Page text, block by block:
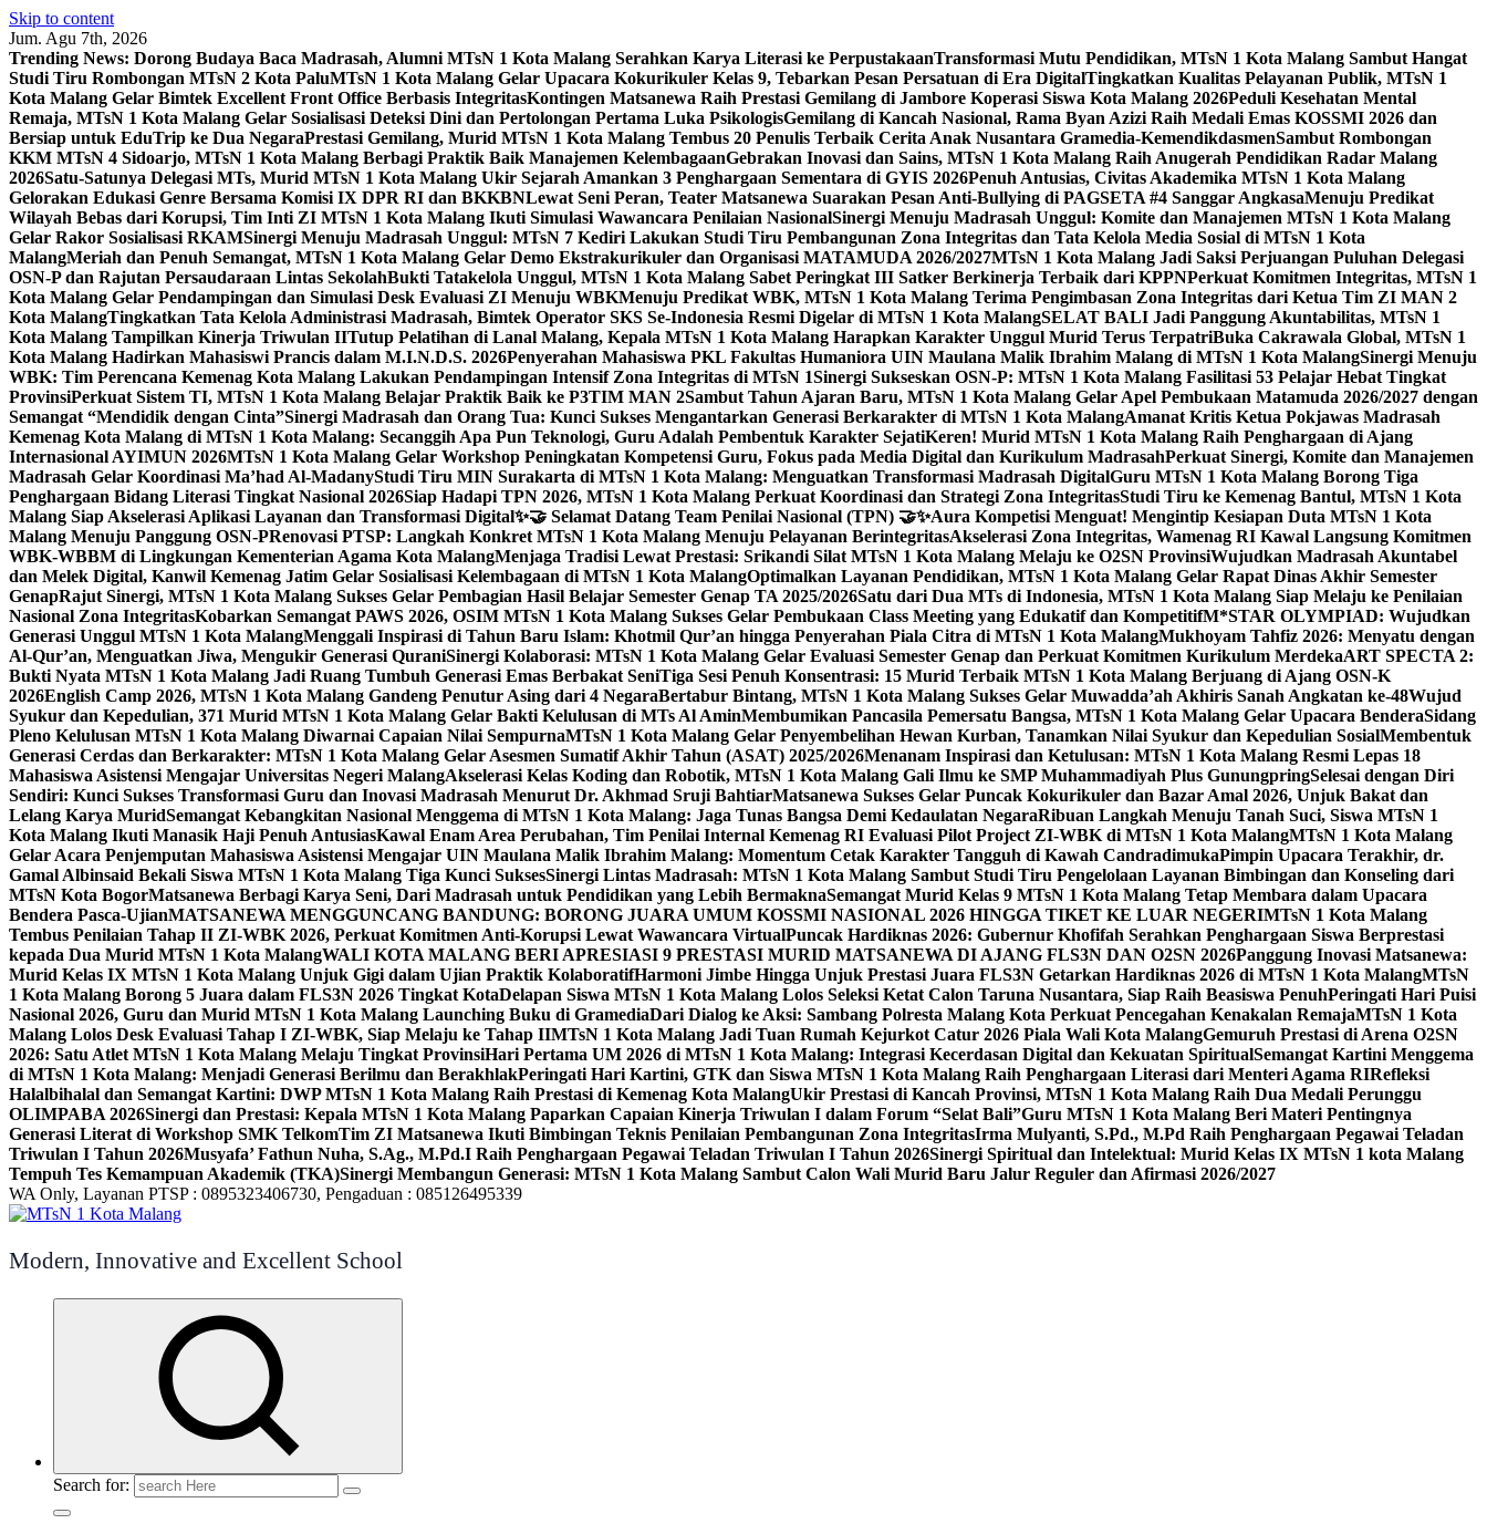
Skip to content
Jum. Agu 7th, 2026
Trending News: Dorong Budaya Baca Madrasah, Alumni MTsN 1 Kota Malang Serahkan Karya Literasi ke PerpustakaanTransformasi Mutu Pendidikan, MTsN 1 Kota Malang Sambut Hangat
Studi Tiru Rombongan MTsN 2 Kota PaluMTsN 1 Kota Malang Gelar Upacara Kokurikuler Kelas 9, Tebarkan Pesan Persatuan di Era DigitalTingkatkan Kualitas Pelayanan Publik, MTsN 1
Kota Malang Gelar Bimtek Excellent Front Office Berbasis IntegritasKontingen Matsanewa Raih Prestasi Gemilang di Jambore Koperasi Siswa Kota Malang 2026Peduli Kesehatan Mental
Remaja, MTsN 1 Kota Malang Gelar Sosialisasi Deteksi Dini dan Pertolongan Pertama Luka PsikologisGemilang di Kancah Nasional, Rama Byan Azizi Raih Medali Emas KOSSMI 2026 dan
Bersiap untuk EduTrip ke Dua NegaraPrestasi Gemilang, Murid MTsN 1 Kota Malang Tembus 20 Penulis Terbaik Cerita Anak Nusantara Gramedia-KemendikdasmenSambut Rombongan
KKM MTsN 4 Sidoarjo, MTsN 1 Kota Malang Berbagi Praktik Baik Manajemen KelembagaanGebrakan Inovasi dan Sains, MTsN 1 Kota Malang Raih Anugerah Pendidikan Radar Malang
2026Satu-Satunya Delegasi MTs, Murid MTsN 1 Kota Malang Ukir Sejarah Amankan 3 Penghargaan Sementara di GYIS 2026Penuh Antusias, Civitas Akademika MTsN 1 Kota Malang
Gelorakan Edukasi Genre Bersama Komisi IX DPR RI dan BKKBNLewat Seni Peran, Teater Matsanewa Suarakan Pesan Anti-Bullying di PAGSETA #4 Sanggar AngkasaMenuju Predikat
Wilayah Bebas dari Korupsi, Tim Inti ZI MTsN 1 Kota Malang Ikuti Simulasi Wawancara Penilaian NasionalSinergi Menuju Madrasah Unggul: Komite dan Manajemen MTsN 1 Kota Malang
Gelar Rakor Sosialisasi RKAMSinergi Menuju Madrasah Unggul: MTsN 7 Kediri Lakukan Studi Tiru Pembangunan Zona Integritas dan Tata Kelola Media Sosial di MTsN 1 Kota
MalangMeriah dan Penuh Semangat, MTsN 1 Kota Malang Gelar Demo Ekstrakurikuler dan Organisasi MATAMUDA 2026/2027MTsN 1 Kota Malang Jadi Saksi Perjuangan Puluhan Delegasi
OSN-P dan Rajutan Persaudaraan Lintas SekolahBukti Tatakelola Unggul, MTsN 1 Kota Malang Sabet Peringkat III Satker Berkinerja Terbaik dari KPPNPerkuat Komitmen Integritas, MTsN 1
Kota Malang Gelar Pendampingan dan Simulasi Desk Evaluasi ZI Menuju WBKMenuju Predikat WBK, MTsN 1 Kota Malang Terima Pengimbasan Zona Integritas dari Ketua Tim ZI MAN 2
Kota MalangTingkatkan Tata Kelola Administrasi Madrasah, Bimtek Operator SKS Se-Indonesia Resmi Digelar di MTsN 1 Kota MalangSELAT BALI Jadi Panggung Akuntabilitas, MTsN 1
Kota Malang Tampilkan Kinerja Triwulan IITutup Pelatihan di Lanal Malang, Kepala MTsN 1 Kota Malang Harapkan Karakter Unggul Murid Terus TerpatriBuka Cakrawala Global, MTsN 1
Kota Malang Hadirkan Mahasiswi Prancis dalam M.I.N.D.S. 2026Penyerahan Mahasiswa PKL Fakultas Humaniora UIN Maulana Malik Ibrahim Malang di MTsN 1 Kota MalangSinergi Menuju
WBK: Tim Perencana Kemenag Kota Malang Lakukan Pendampingan Intensif Zona Integritas di MTsN 1Sinergi Sukseskan OSN-P: MTsN 1 Kota Malang Fasilitasi 53 Pelajar Hebat Tingkat
ProvinsiPerkuat Sistem TI, MTsN 1 Kota Malang Belajar Praktik Baik ke P3TIM MAN 2Sambut Tahun Ajaran Baru, MTsN 1 Kota Malang Gelar Apel Pembukaan Matamuda 2026/2027 dengan
Semangat “Mendidik dengan Cinta”Sinergi Madrasah dan Orang Tua: Kunci Sukses Mengantarkan Generasi Berkarakter di MTsN 1 Kota MalangAmanat Kritis Ketua Pokjawas Madrasah
Kemenag Kota Malang di MTsN 1 Kota Malang: Secanggih Apa Pun Teknologi, Guru Adalah Pembentuk Karakter SejatiKeren! Murid MTsN 1 Kota Malang Raih Penghargaan di Ajang
Internasional AYIMUN 2026MTsN 1 Kota Malang Gelar Workshop Peningkatan Kompetensi Guru, Fokus pada Media Digital dan Kurikulum MadrasahPerkuat Sinergi, Komite dan Manajemen
Madrasah Gelar Koordinasi Ma’had Al-MadanyStudi Tiru MIN Surakarta di MTsN 1 Kota Malang: Menguatkan Transformasi Madrasah DigitalGuru MTsN 1 Kota Malang Borong Tiga
Penghargaan Bidang Literasi Tingkat Nasional 2026Siap Hadapi TPN 2026, MTsN 1 Kota Malang Perkuat Koordinasi dan Strategi Zona IntegritasStudi Tiru ke Kemenag Bantul, MTsN 1 Kota
Malang Siap Akselerasi Aplikasi Layanan dan Transformasi Digital✨🤝 Selamat Datang Team Penilai Nasional (TPN) 🤝✨Aura Kompetisi Menguat! Mengintip Kesiapan Duta MTsN 1 Kota
Malang Menuju Panggung OSN-PRenovasi PTSP: Langkah Konkret MTsN 1 Kota Malang Menuju Pelayanan BerintegritasAkselerasi Zona Integritas, Wamenag RI Kawal Langsung Komitmen
WBK-WBBM di Lingkungan Kementerian Agama Kota MalangMenjaga Tradisi Lewat Prestasi: Srikandi Silat MTsN 1 Kota Malang Melaju ke O2SN ProvinsiWujudkan Madrasah Akuntabel
dan Melek Digital, Kanwil Kemenag Jatim Gelar Sosialisasi Kelembagaan di MTsN 1 Kota MalangOptimalkan Layanan Pendidikan, MTsN 1 Kota Malang Gelar Rapat Dinas Akhir Semester
GenapRajut Sinergi, MTsN 1 Kota Malang Sukses Gelar Pembagian Hasil Belajar Semester Genap TA 2025/2026Satu dari Dua MTs di Indonesia, MTsN 1 Kota Malang Siap Melaju ke Penilaian
Nasional Zona IntegritasKobarkan Semangat PAWS 2026, OSIM MTsN 1 Kota Malang Sukses Gelar Pembukaan Class Meeting yang Edukatif dan KompetitifM*STAR OLYMPIAD: Wujudkan
Generasi Unggul MTsN 1 Kota MalangMenggali Inspirasi di Tahun Baru Islam: Khotmil Qur’an hingga Penyerahan Piala Citra di MTsN 1 Kota MalangMukhoyam Tahfiz 2026: Menyatu dengan
Al-Qur’an, Menguatkan Jiwa, Mengukir Generasi QuraniSinergi Kolaborasi: MTsN 1 Kota Malang Gelar Evaluasi Semester Genap dan Perkuat Komitmen Kurikulum MerdekaART SPECTA 2:
Bukti Nyata MTsN 1 Kota Malang Jadi Ruang Tumbuh Generasi Emas Berbakat SeniTiga Sesi Penuh Konsentrasi: 15 Murid Terbaik MTsN 1 Kota Malang Berjuang di Ajang OSN-K
2026English Camp 2026, MTsN 1 Kota Malang Gandeng Penutur Asing dari 4 NegaraBertabur Bintang, MTsN 1 Kota Malang Sukses Gelar Muwadda’ah Akhiris Sanah Angkatan ke-48Wujud
Syukur dan Kepedulian, 371 Murid MTsN 1 Kota Malang Gelar Bakti Kelulusan di MTs Al AminMembumikan Pancasila Pemersatu Bangsa, MTsN 1 Kota Malang Gelar Upacara BenderaSidang
Pleno Kelulusan MTsN 1 Kota Malang Diwarnai Capaian Nilai SempurnaMTsN 1 Kota Malang Gelar Penyembelihan Hewan Kurban, Tanamkan Nilai Syukur dan Kepedulian SosialMembentuk
Generasi Cerdas dan Berkarakter: MTsN 1 Kota Malang Gelar Asesmen Sumatif Akhir Tahun (ASAT) 2025/2026Menanam Inspirasi dan Ketulusan: MTsN 1 Kota Malang Resmi Lepas 18
Mahasiswa Asistensi Mengajar Universitas Negeri MalangAkselerasi Kelas Koding dan Robotik, MTsN 1 Kota Malang Gali Ilmu ke SMP Muhammadiyah Plus GunungpringSelesai dengan Diri
Sendiri: Kunci Sukses Transformasi Guru dan Inovasi Madrasah Menurut Dr. Akhmad Sruji BahtiarMatsanewa Sukses Gelar Puncak Kokurikuler dan Bazar Amal 2026, Unjuk Bakat dan
Lelang Karya MuridSemangat Kebangkitan Nasional Menggema di MTsN 1 Kota Malang: Jaga Tunas Bangsa Demi Kedaulatan NegaraRibuan Langkah Menuju Tanah Suci, Siswa MTsN 1
Kota Malang Ikuti Manasik Haji Penuh AntusiasKawal Enam Area Perubahan, Tim Penilai Internal Kemenag RI Evaluasi Pilot Project ZI-WBK di MTsN 1 Kota MalangMTsN 1 Kota Malang
Gelar Acara Penjemputan Mahasiswa Asistensi Mengajar UIN Maulana Malik Ibrahim Malang: Momentum Cetak Karakter Tangguh di Kawah CandradimukaPimpin Upacara Terakhir, dr.
Gamal Albinsaid Bekali Siswa MTsN 1 Kota Malang Tiga Kunci SuksesSinergi Lintas Madrasah: MTsN 1 Kota Malang Sambut Studi Tiru Pengelolaan Layanan Bimbingan dan Konseling dari
MTsN Kota BogorMatsanewa Berbagi Karya Seni, Dari Madrasah untuk Pendidikan yang Lebih BermaknaSemangat Murid Kelas 9 MTsN 1 Kota Malang Tetap Membara dalam Upacara
Bendera Pasca-UjianMATSANEWA MENGGUNCANG BANDUNG: BORONG JUARA UMUM KOSSMI NASIONAL 2026 HINGGA TIKET KE LUAR NEGERIMTsN 1 Kota Malang
Tembus Penilaian Tahap II ZI-WBK 2026, Perkuat Komitmen Anti-Korupsi Lewat Wawancara VirtualPuncak Hardiknas 2026: Gubernur Khofifah Serahkan Penghargaan Siswa Berprestasi
kepada Dua Murid MTsN 1 Kota MalangWALI KOTA MALANG BERI APRESIASI 9 PRESTASI MURID MATSANEWA DI AJANG FLS3N DAN O2SN 2026Panggung Inovasi Matsanewa:
Murid Kelas IX MTsN 1 Kota Malang Unjuk Gigi dalam Ujian Praktik KolaboratifHarmoni Jimbe Hingga Unjuk Prestasi Juara FLS3N Getarkan Hardiknas 2026 di MTsN 1 Kota MalangMTsN
1 Kota Malang Borong 5 Juara dalam FLS3N 2026 Tingkat KotaDelapan Siswa MTsN 1 Kota Malang Lolos Seleksi Ketat Calon Taruna Nusantara, Siap Raih Beasiswa PenuhPeringati Hari Puisi
Nasional 2026, Guru dan Murid MTsN 1 Kota Malang Launching Buku di GramediaDari Dialog ke Aksi: Sambang Polresta Malang Kota Perkuat Pencegahan Kenakalan RemajaMTsN 1 Kota
Malang Lolos Desk Evaluasi Tahap I ZI-WBK, Siap Melaju ke Tahap IIMTsN 1 Kota Malang Jadi Tuan Rumah Kejurkot Catur 2026 Piala Wali Kota MalangGemuruh Prestasi di Arena O2SN
2026: Satu Atlet MTsN 1 Kota Malang Melaju Tingkat ProvinsiHari Pertama UM 2026 di MTsN 1 Kota Malang: Integrasi Kecerdasan Digital dan Kekuatan SpiritualSemangat Kartini Menggema
di MTsN 1 Kota Malang: Menjadi Generasi Berilmu dan BerakhlakPeringati Hari Kartini, GTK dan Siswa MTsN 1 Kota Malang Raih Penghargaan Literasi dari Menteri Agama RIRefleksi
Halalbihalal dan Semangat Kartini: DWP MTsN 1 Kota Malang Raih Prestasi di Kemenag Kota MalangUkir Prestasi di Kancah Provinsi, MTsN 1 Kota Malang Raih Dua Medali Perunggu
OLIMPABA 2026Sinergi dan Prestasi: Kepala MTsN 1 Kota Malang Paparkan Capaian Kinerja Triwulan I dalam Forum “Selat Bali”Guru MTsN 1 Kota Malang Beri Materi Pentingnya
Generasi Literat di Workshop SMK TelkomTim ZI Matsanewa Ikuti Bimbingan Teknis Penilaian Pembangunan Zona IntegritasIrma Mulyanti, S.Pd., M.Pd Raih Penghargaan Pegawai Teladan
Triwulan I Tahun 2026Musyafa’ Fathun Nuha, S.Ag., M.Pd.I Raih Penghargaan Pegawai Teladan Triwulan I Tahun 2026Sinergi Spiritual dan Intelektual: Murid Kelas IX MTsN 1 kota Malang
Tempuh Tes Kemampuan Akademik (TKA)Sinergi Membangun Generasi: MTsN 1 Kota Malang Sambut Calon Wali Murid Baru Jalur Reguler dan Afirmasi 2026/2027
WA Only, Layanan PTSP : 0895323406730, Pengaduan : 085126495339
Modern, Innovative and Excellent School
Search for: